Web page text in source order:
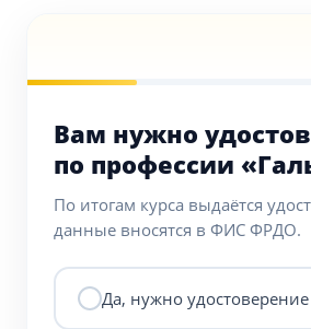
Вам нужно
по профессии
По итогам курса выдаётся
данные вносятся в ФИС ФРДО.
Да, нужно удостоверение